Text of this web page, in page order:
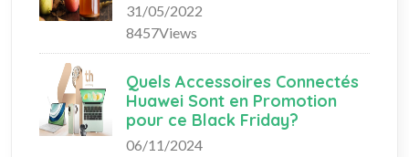
31/05/2022
8457Views
Quels Accessoires Connectés
Huawei Sont en Promotion
pour ce Black Friday?
06/11/2024